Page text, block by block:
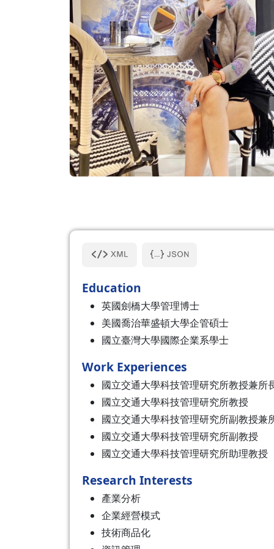
陳姵樺 副教授
Education
英國劍橋大學管理博士
美國喬治華盛頓大學企管碩士
國立臺灣大學國際企業系學士
Work Experiences
國立交通大學科技管理研究所教授兼所
國立交通大學科技管理研究所教授
國立交通大學科技管理研究所副教授兼
國立交通大學科技管理研究所副教授
國立交通大學科技管理研究所助理教授
Research Interests
產業分析
企業經營模式
技術商品化